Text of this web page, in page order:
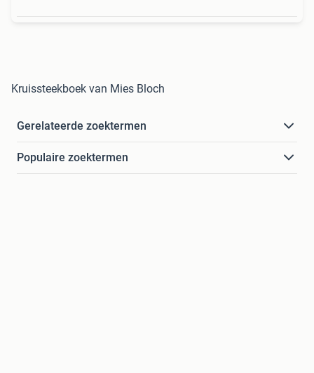
Kruissteekboek van Mies Bloch
Gerelateerde zoektermen
Populaire zoektermen